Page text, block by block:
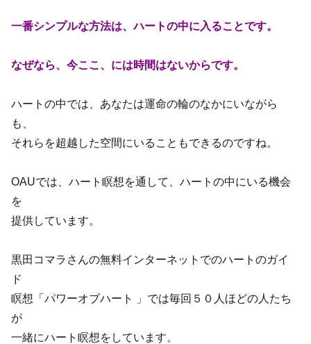
一番シンプルな方法は、ハートの中に入ることです。
なぜなら、今ここ、には時間はないからです。
ハートの中では、あなたは運命の輪のなかにいながら
も、
それらを超越した空間にいることもできるのですね。
OAUでは、ハート瞑想を通して、ハートの中にいる機会
を
提供しています。
黒田コマラさんの無料インターネットでのハートのガイ
ド
瞑想「パワーオブハート 」では毎回５０人ほどの人たち
が
一緒にハート瞑想をしています。